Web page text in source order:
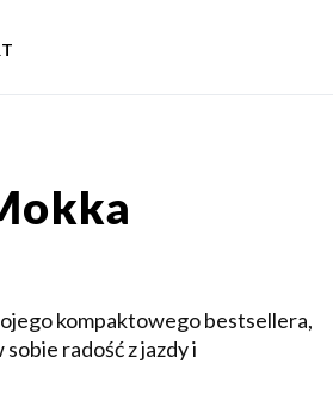
kompaktowego bestsellera,
radość z jazdy i